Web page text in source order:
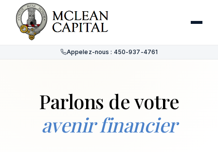
Appelez-nous : 450-937-4761
Parlons de votre
avenir financier